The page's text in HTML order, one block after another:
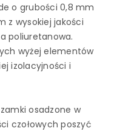
o grubości 0,8 mm
z wysokiej jakości
poliuretanowa.
wyżej elementów
izolacyjności i
osadzone w
czołowych poszyć